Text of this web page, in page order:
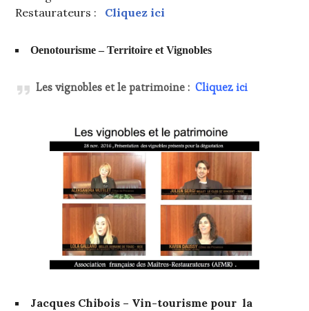
Restaurateurs : Cliquez ici
Oenotourisme – Territoire et Vignobles
Les vignobles et le patrimoine : Cliquez ici
Jacques Chibois – Vin-tourisme pour la